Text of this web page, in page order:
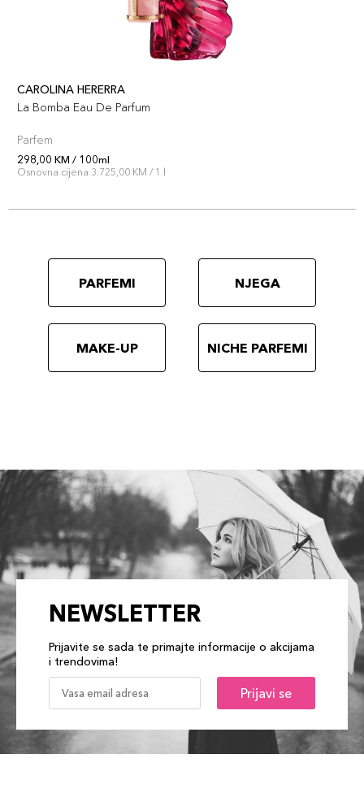
CAROLINA HERERRA
La Bomba Eau De Parfum
Parfem
298,00 KM / 100ml
Osnovna cijena 3.725,00 KM / 1 l
PARFEMI NJEGA
MAKE-UP NICHE PARFEMI
NEWSLETTER
Prijavite se sada te primajte informacije o akcijama
i trendovima!
Prijavi se